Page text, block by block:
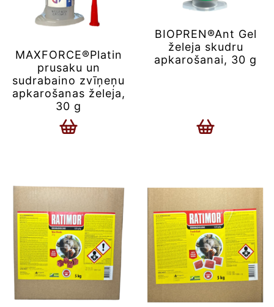
MAXFORCE®Platin
prusaku un
sudrabaino zvīņeņu
apkarošanas želeja,
30 g
BIOPREN®Ant Gel
želeja skudru
apkarošanai, 30 g